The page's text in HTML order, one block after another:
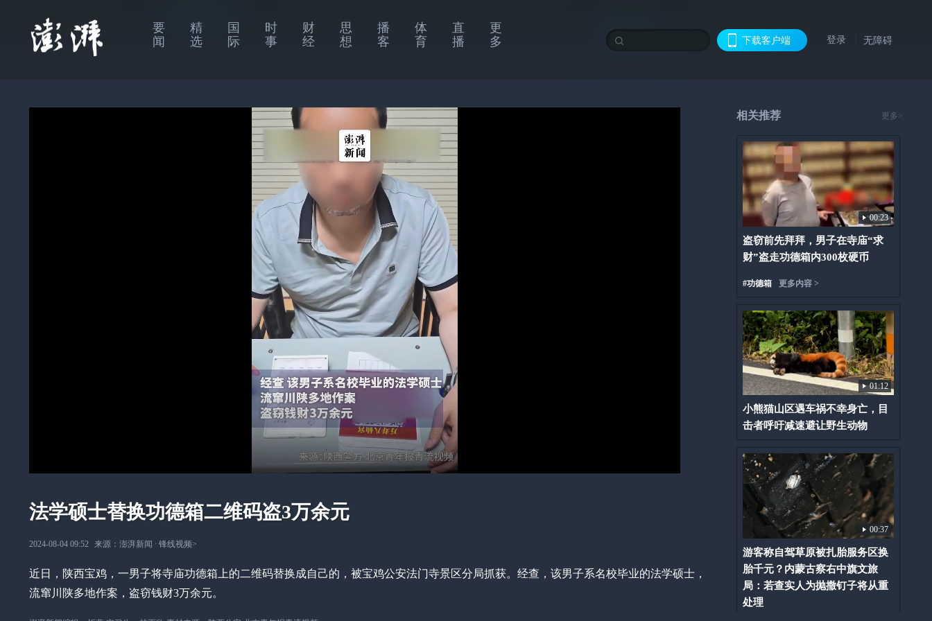
要
闻
精
选
国
际
时
事
财
经
思
想
播
客
体
育
直
播
更
多
下载客户端 登录 无障碍
即将播放：
盗窃前先拜拜，男子在寺庙“求
财”盗走功德箱内300枚硬币
暂不连播
6秒后 进入自动播放
重播
法学硕士替换功德箱二维码盗3万余元
2024-08-04 09:52 来源： 澎湃新闻 ∙ 锋线视频>
近日，陕西宝鸡，一男子将寺庙功德箱上的二维码替换成自己的，被宝鸡公安法门寺景区分局抓获。经查，该男子系名校毕业的法学硕士，
流窜川陕多地作案，盗窃钱财3万余元。
相关推荐 更多>
00:23
盗窃前先拜拜，男子在寺庙“求
财”盗走功德箱内300枚硬币
#功德箱 更多内容 >
01:12
小熊猫山区遇车祸不幸身亡，目
击者呼吁减速避让野生动物
00:37
游客称自驾草原被扎胎服务区换
胎千元？内蒙古察右中旗文旅
局：若查实人为抛撒钉子将从重
处理